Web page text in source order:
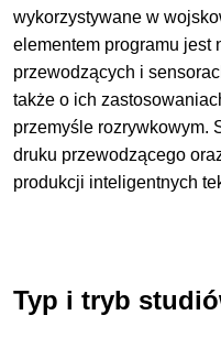
wykorzystywane w
elementem programu jest
przewodzących i
także o ich
przemyśle rozrywkowym.
druku przewodzącego
produkcji inteligentnych
Typ i tryb